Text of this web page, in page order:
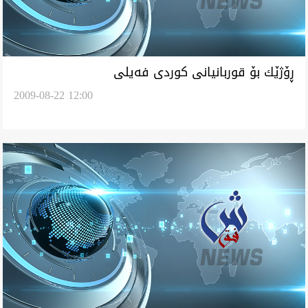
ڕۆژێك بۆ قوربانیانی‌ كوردی‌ فه‌یلی‌
2009-08-22 12:00